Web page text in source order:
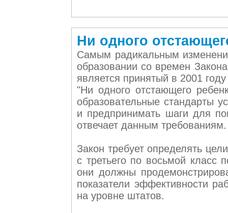
Ни одного
Самым радикальным
образовании со времен
является принятый в 2001
"Ни одного отстающего
образовательные стандарты
и предпринимать шаги для
отвечает данным требованиям.
Закон требует определять
с третьего по восьмой класс
они должны
показатели эффективности
на уровне штатов.